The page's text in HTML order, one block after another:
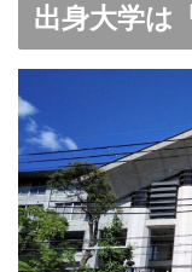
出身大学は